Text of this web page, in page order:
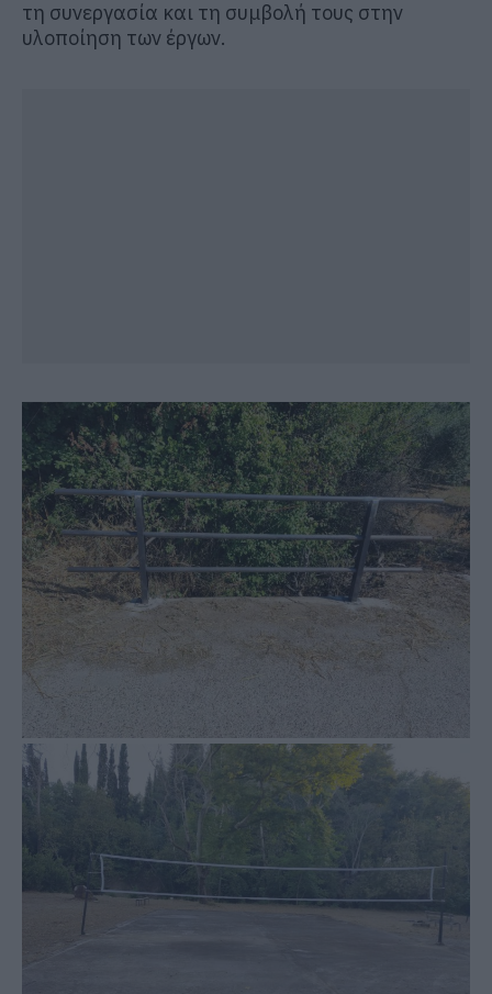
τη συνεργασία και τη συμβολή τους στην
υλοποίηση των έργων.